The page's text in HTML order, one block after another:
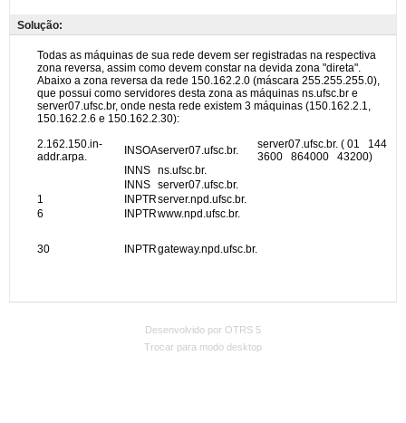
Solução:
Desenvolvido por OTRS 5
Trocar para modo desktop